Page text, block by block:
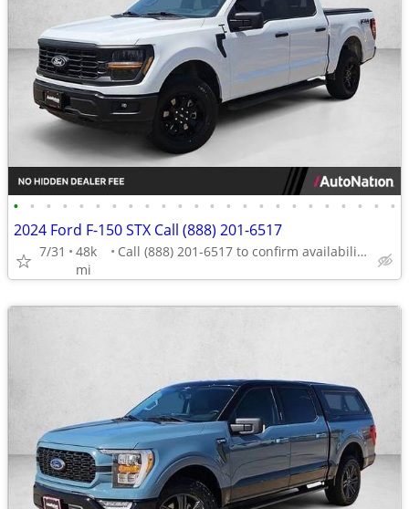
• • • • • • • • • • • • • • • • • • • • • • • •
2024 Ford F-150 STX Call (888) 201-6517
7/31
48k
mi
Call (888) 201-6517 to confirm availability - May 14th